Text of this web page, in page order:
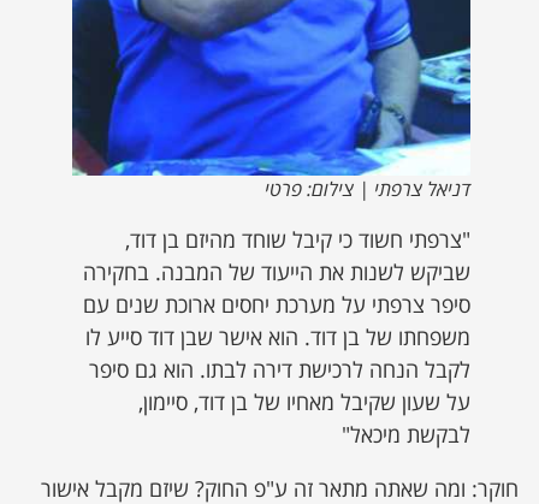
דניאל צרפתי | צילום: פרטי
"צרפתי חשוד כי קיבל שוחד מהיזם בן דוד,
שביקש לשנות את הייעוד של המבנה. בחקירה
סיפר צרפתי על מערכת יחסים ארוכת שנים עם
משפחתו של בן דוד. הוא אישר שבן דוד סייע לו
לקבל הנחה לרכישת דירה לבתו. הוא גם סיפר
על שעון שקיבל מאחיו של בן דוד, סיימון,
לבקשת מיכאל"
חוקר: ומה שאתה מתאר זה ע"פ החוק? שיזם מקבל אישור